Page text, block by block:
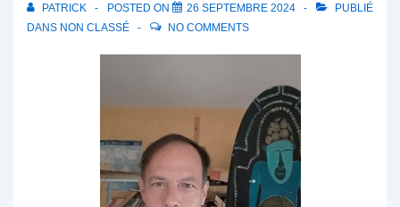
PATRICK POSTED ON 26 SEPTEMBRE 2024
PUBLIÉ
DANS NON CLASSÉ NO COMMENTS